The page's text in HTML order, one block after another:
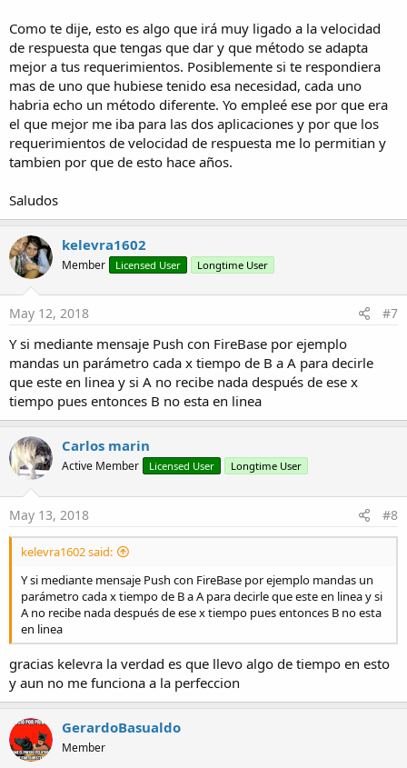
Como te dije, esto es algo que irá muy ligado a la velocidad
de respuesta que tengas que dar y que método se adapta
mejor a tus requerimientos. Posiblemente si te respondiera
mas de uno que hubiese tenido esa necesidad, cada uno
habria echo un método diferente. Yo empleé ese por que era
el que mejor me iba para las dos aplicaciones y por que los
requerimientos de velocidad de respuesta me lo permitian y
tambien por que de esto hace años.
Saludos
kelevra1602
Member Licensed User Longtime User
May 12, 2018 #7
Y si mediante mensaje Push con FireBase por ejemplo
mandas un parámetro cada x tiempo de B a A para decirle
que este en linea y si A no recibe nada después de ese x
tiempo pues entonces B no esta en linea
Carlos marin
Active Member Licensed User Longtime User
May 13, 2018 #8
kelevra1602 said:
Y si mediante mensaje Push con FireBase por ejemplo mandas un
parámetro cada x tiempo de B a A para decirle que este en linea y si
A no recibe nada después de ese x tiempo pues entonces B no esta
en linea
gracias kelevra la verdad es que llevo algo de tiempo en esto
y aun no me funciona a la perfeccion
GerardoBasualdo
Member